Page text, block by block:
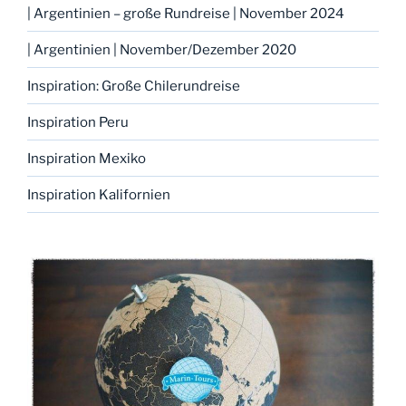
| Argentinien – große Rundreise | November 2024
| Argentinien | November/Dezember 2020
Inspiration: Große Chilerundreise
Inspiration Peru
Inspiration Mexiko
Inspiration Kalifornien